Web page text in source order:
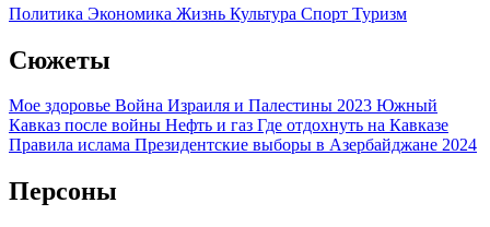
Политика Экономика Жизнь Культура Спорт Туризм
Сюжеты
Мое здоровье Война Израиля и Палестины 2023 Южный
Кавказ после войны Нефть и газ Где отдохнуть на Кавказе
Правила ислама Президентские выборы в Азербайджане 2024
Персоны